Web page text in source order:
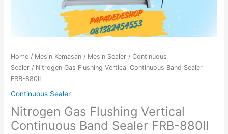
Home / Mesin Kemasan / Mesin Sealer /Continuous
Sealer / Nitrogen Gas Flushing Vertical Continuous Band Sealer
FRB-880II
Continuous Sealer
Nitrogen Gas Flushing Vertical
Continuous Band Sealer FRB-880II